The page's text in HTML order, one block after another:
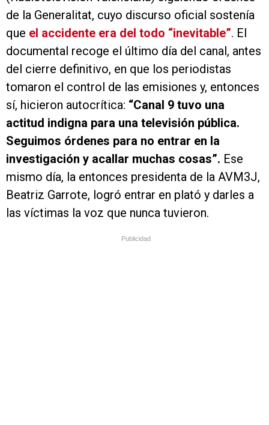
de la Generalitat, cuyo discurso oficial sostenía
que el accidente era del todo “inevitable”. El
documental recoge el último día del canal, antes
del cierre definitivo, en que los periodistas
tomaron el control de las emisiones y, entonces
sí, hicieron autocrítica: “Canal 9 tuvo una
actitud indigna para una televisión pública.
Seguimos órdenes para no entrar en la
investigación y acallar muchas cosas”. Ese
mismo día, la entonces presidenta de la AVM3J,
Beatriz Garrote, logró entrar en plató y darles a
las víctimas la voz que nunca tuvieron.
Publicidad